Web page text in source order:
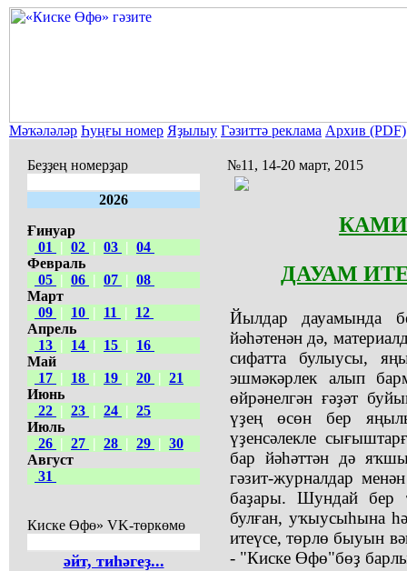
Мәҡәләләр Һуңғы номер Яҙылыу Гәзиттә реклама Архив (PDF)
Беҙҙең номерҙар
2026
Ғинуар
01
| 02 | 03 | 04
Февраль
05 | 06 | 07 | 08
Март
09 | 10 | 11 |
12
Апрель
13 | 14 | 15 |
16
Май
17 | 18 | 19 | 20 | 21
Июнь
22 | 23 | 24 | 25
Июль
26 | 27 | 28 | 29 | 30
Август
31
Киске Өфө» VK-төркөмө
әйт, тиһәгеҙ...
№11, 14-20 март, 2015
ДАУАМ
Йылдар дауамында
йәһәтенән дә,
сифатта булыусы,
эшмәкәрлек алып
өйрәнелгән ғәҙәт
үҙең өсөн бер
үҙенсәлекле
бар йәһәттән дә
гәзит-журналдар
баҙары. Шундай бер
булған, уҡыусыһына
итеүсе, төрлө быуын
- "Киске Өфө"бөҙ